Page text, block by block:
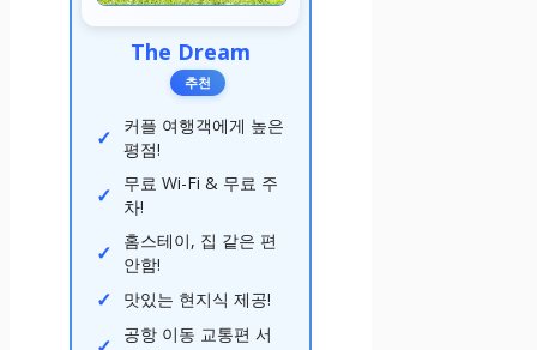
The Dream
추천
커플 여행객에게 높은
평점!
무료 Wi-Fi & 무료 주
차!
홈스테이, 집 같은 편
안함!
맛있는 현지식 제공!
공항 이동 교통편 서